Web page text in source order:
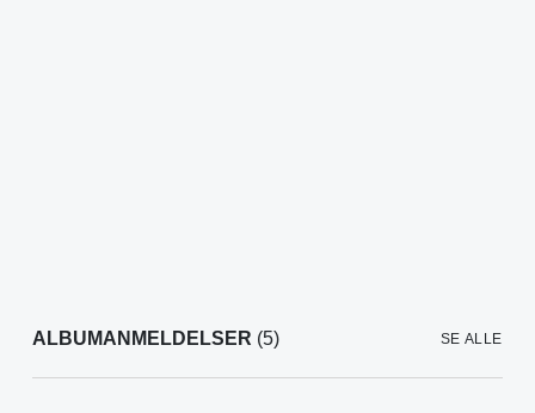
ALBUMANMELDELSER (5) SE ALLE